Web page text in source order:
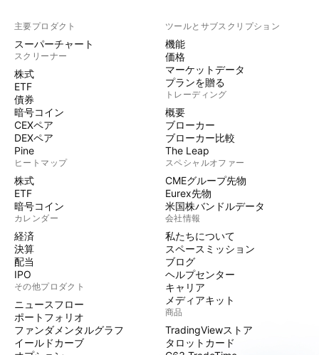
主要プロダクト
スーパーチャート
スクリーナー
株式
ETF
債券
暗号コイン
CEXペア
DEXペア
Pine
ヒートマップ
株式
ETF
暗号コイン
カレンダー
経済
決算
配当
IPO
その他プロダクト
ニュースフロー
ポートフォリオ
ファンダメンタルグラフ
イールドカーブ
ツールとサブスクリプション
機能
価格
マーケットデータ
プランを贈る
トレーディング
概要
ブローカー
ブローカー比較
The Leap
スペシャルオファー
CMEグループ先物
Eurex先物
米国株バンドルデータ
会社情報
私たちについて
スペースミッション
ブログ
ヘルプセンター
キャリア
メディアキット
商品
TradingViewストア
タロットカード